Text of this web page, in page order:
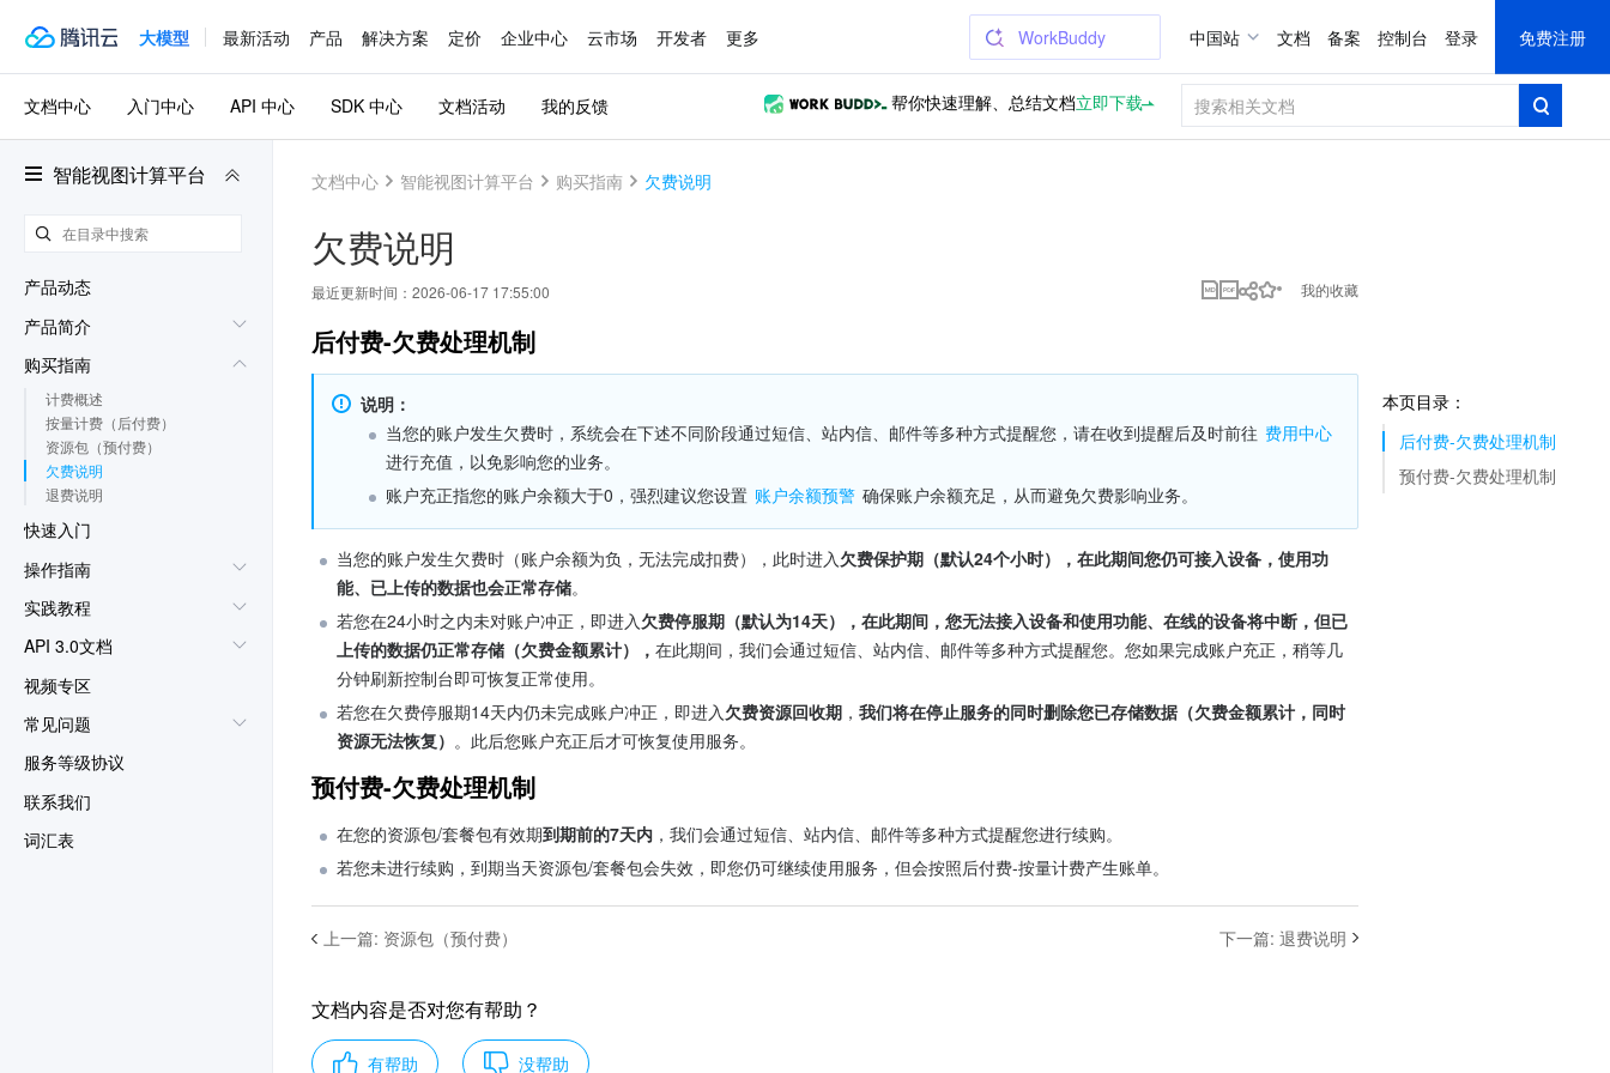
大模型 最新活动 产品 解决方案 定价 企业中心 云市场 开发者 更多 WorkBuddy 中国站 文档 备案 控制台 登录 免费注册
智能视图计算平台
产品动态
产品简介
购买指南
计费概述
按量计费（后付费）
资源包（预付费）
欠费说明
退费说明
快速入门
操作指南
实践教程
API 3.0文档
视频专区
常见问题
服务等级协议
联系我们
词汇表
文档中心 入门中心 API 中心 SDK 中心 文档活动 我的反馈 帮你快速理解、总结文档立即下载
文档中心 智能视图计算平台 购买指南 欠费说明
欠费说明
最近更新时间： 2026-06-17 17:55:00 我的收藏
本页目录：
后付费-欠费处理机制
预付费-欠费处理机制
后付费-欠费处理机制
说明：
当您的账户发生欠费时，系统会在下述不同阶段通过短信、站内信、邮件等多种方式提醒您，请在收到提醒后及时前往 费用中心
进行充值，以免影响您的业务。
账户充正指您的账户余额大于0，强烈建议您设置 账户余额预警 确保账户余额充足，从而避免欠费影响业务。
当您的账户发生欠费时（账户余额为负，无法完成扣费），此时进入欠费保护期（默认24个小时），在此期间您仍可接入设备，使用功
能、已上传的数据也会正常存储。
若您在24小时之内未对账户冲正，即进入欠费停服期（默认为14天），在此期间，您无法接入设备和使用功能、在线的设备将中断，但已
上传的数据仍正常存储（欠费金额累计）， 在此期间，我们会通过短信、站内信、邮件等多种方式提醒您。您如果完成账户充正，稍等几
分钟刷新控制台即可恢复正常使用。
若您在欠费停服期14天内仍未完成账户冲正，即进入欠费资源回收期 ， 我们将在停止服务的同时删除您已存储数据（欠费金额累计，同时
资源无法恢复） 。此后您账户充正后才可恢复使用服务。
预付费-欠费处理机制
在您的资源包/套餐包有效期到期前的7天内 ，我们会通过短信、站内信、邮件等多种方式提醒您进行续购。
若您未进行续购，到期当天资源包/套餐包会失效，即您仍可继续使用服务，但会按照后付费-按量计费产生账单。
上一篇: 资源包（预付费） 下一篇: 退费说明
文档内容是否对您有帮助？
有帮助 没帮助